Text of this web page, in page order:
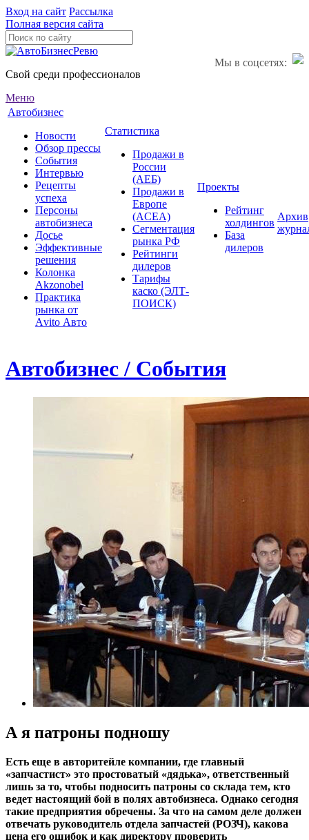
Вход на сайт Рассылка
Полная версия сайта
Мы в соцсетях:
Свой среди профессионалов
Меню
Автобизнес
Новости
Обзор прессы
События
Интервью
Рецепты
успеха
Персоны
автобизнеса
Досье
Эффективные
решения
Колонка
Akzonobel
Практика
рынка от
Аvito Авто
Статистика
Продажи в
России
(АЕБ)
Продажи в
Европе
(ACEA)
Сегментация
рынка РФ
Рейтинги
дилеров
Тарифы
каско (ЭЛТ-
ПОИСК)
Проекты
Рейтинг
холдингов
База
дилеров
Архив
Автобизнес / События
А я патроны подношу
Есть еще в авторитейле компании, где главный
«запчастист» это простоватый «дядька», ответственный
лишь за то, чтобы подносить патроны со склада тем, кто
ведет настоящий бой в полях автобизнеса. Однако сегодня
такие предприятия обречены. За что на самом деле должен
отвечать руководитель отдела запчастей (РОЗЧ), какова
цена его ошибок и как директору проверить